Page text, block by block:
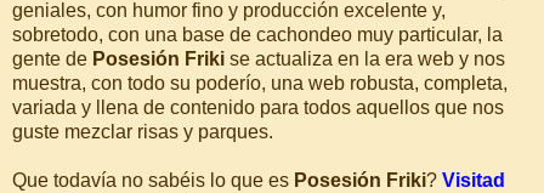
geniales, con humor fino y producción excelente y,
sobretodo, con una base de cachondeo muy particular, la
gente de Posesión Friki se actualiza en la era web y nos
muestra, con todo su poderío, una web robusta, completa,
variada y llena de contenido para todos aquellos que nos
guste mezclar risas y parques.
Que todavía no sabéis lo que es Posesión Friki? Visitad